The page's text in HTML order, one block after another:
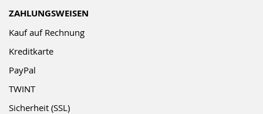
ZAHLUNGSWEISEN
Kauf auf Rechnung
Kreditkarte
PayPal
TWINT
Sicherheit (SSL)